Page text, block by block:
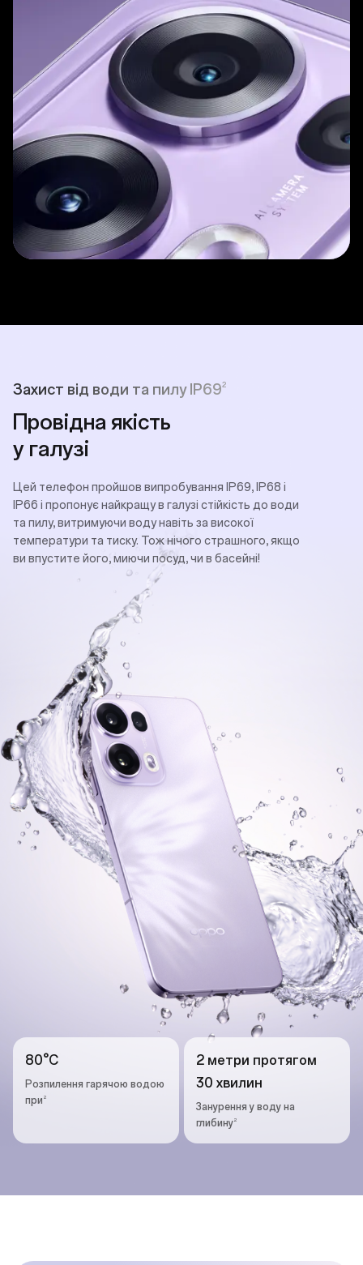
Захист від води та пилу IP692
Провідна якість
у галузі
Цей телефон пройшов випробування IP69, IP68 і
IP66 і пропонує найкращу в галузі стійкість до води
та пилу, витримуючи воду навіть за високої
температури та тиску. Тож нічого страшного, якщо
ви впустите його, миючи посуд, чи в басейні!
80°C
Розпилення гарячою водою
при 2
2 метри протягом
30 хвилин
Занурення у воду на
глибину2